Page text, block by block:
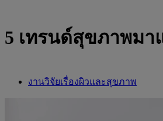
5 เทรนด์สุขภาพม
งานวิจัยเรื่องผิวและสุขภาพ